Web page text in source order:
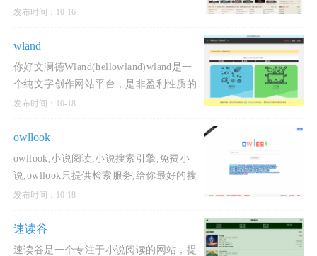
小说,言情小说,玄幻小说,重生小说,网游小
说在线阅读及
发布时间：10-16
wland
你好文澜德Wland(hellowland)wland是一
个纯文字创作网站平台，是非盈利性质的
纯文字内容创作发布平台，专门为作者提
心主旨是让文学创作能
发布时间：10-18
owllook
owllook,小说阅读,小说搜索引擎,免费小
说,owllook只提供检索服务,给你最好的搜
索服务,最清新简洁的阅读体验,无广告,页
打不开某书源,
发布时间：10-18
速读谷
速读谷是一个专注于小说阅读的网站，提